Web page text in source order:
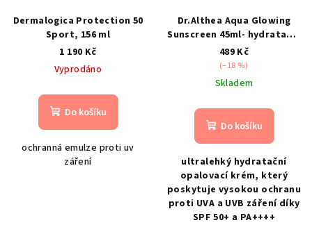
Dermalogica Protection 50
Sport, 156 ml
1 190 Kč
Vyprodáno
Do košíku
ochranná emulze proti uv
záření
Dr.Althea Aqua Glowing
Sunscreen 45ml- hydratační
opalovací krém
489 Kč
(–18 %)
Skladem
Do košíku
ultralehký hydratační
opalovací krém, který
poskytuje vysokou ochranu
proti UVA a UVB záření díky
SPF 50+ a PA++++